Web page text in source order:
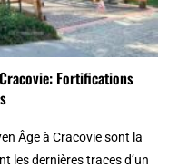
Fortifications
Âge à Cracovie sont la
les dernières traces d’un